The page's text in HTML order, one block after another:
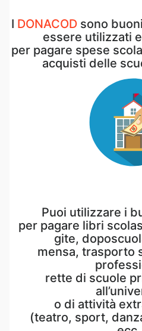
I DONACODsono
essere utilizzati
per pagare spese
acquisti delle
Puoi utilizzare i
per pagare libri
gite,
mensa, trasporto
rette di scuole
o di attività
(teatro, sport,